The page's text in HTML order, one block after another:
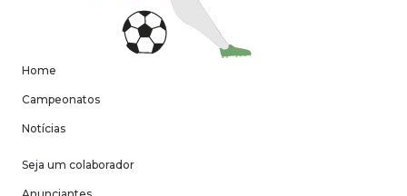
Home
Campeonatos
Notícias
Seja um colaborador